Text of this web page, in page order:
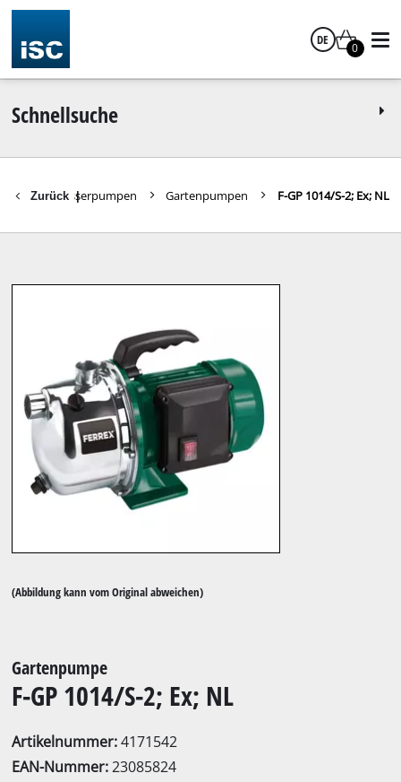
DE
0
Schnellsuche
Zurück |
Wasserpumpen Gartenpumpen F-GP 1014/S-2; Ex; NL
(Abbildung kann vom Original abweichen)
Gartenpumpe
F-GP 1014/S-2; Ex; NL
Artikelnummer:4171542
EAN-Nummer:23085824